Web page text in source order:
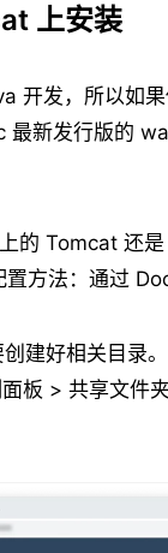
上安装
开发，所以如
最新发行版的
的 Tomcat 还
方法：通过
建好相关目录
板 > 共享文件